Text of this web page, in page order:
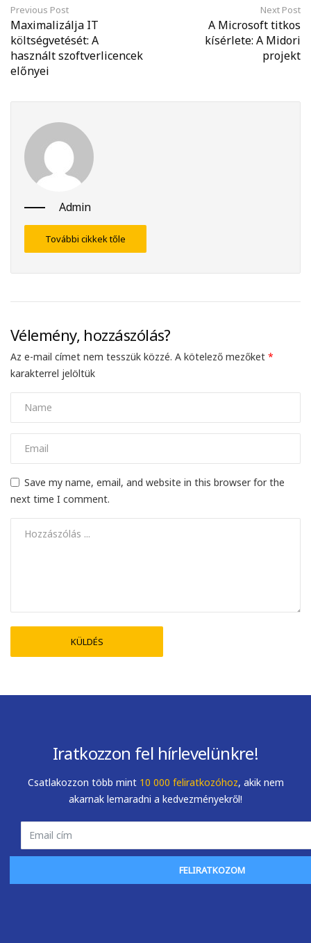
Previous Post
Maximalizálja IT
költségvetését: A
használt szoftverlicencek
előnyei
Next Post
A Microsoft titkos
kísérlete: A Midori
projekt
Admin
További cikkek tőle
Vélemény, hozzászólás?
Az e-mail címet nem tesszük közzé. A kötelező mezőket *
karakterrel jelöltük
Save my name, email, and website in this browser for the
next time I comment.
Iratkozzon fel hírlevelünkre!
Csatlakozzon több mint 10 000 feliratkozóhoz, akik nem
akarnak lemaradni a kedvezményekről!
FELIRATKOZOM